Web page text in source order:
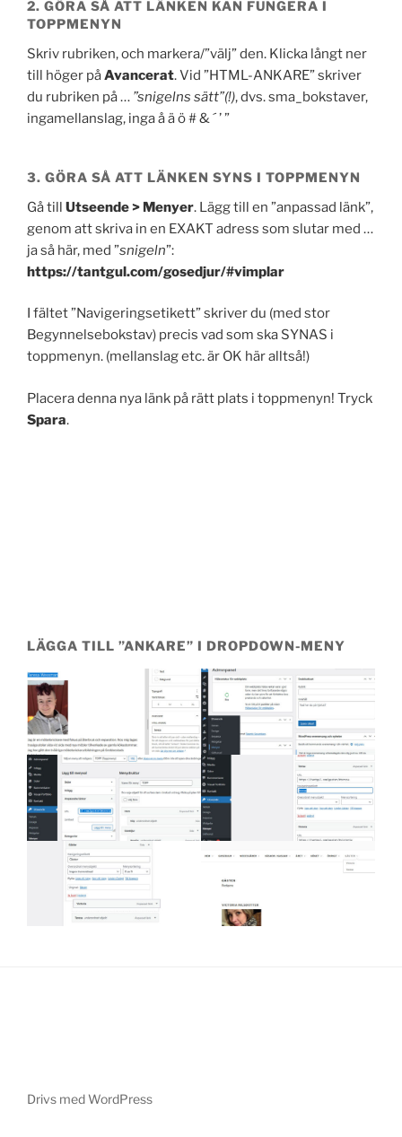
2. GÖRA SÅ ATT LÄNKEN KAN FUNGERA I
TOPPMENYN
Skriv rubriken, och markera/”välj” den. Klicka långt ner
till höger påAvancerat. Vid ”HTML-ANKARE” skriver
du rubriken på … ”snigelns sätt”(!), dvs. sma_bokstaver,
ingamellanslag, inga å ä ö # & ´ ’ ”
3. GÖRA SÅ ATT LÄNKEN SYNS I TOPPMENYN
Gå till Utseende > Menyer. Lägg till en ”anpassad länk”,
genom att skriva in en EXAKT adress som slutar med …
ja så här, med ”snigeln”:
https://tantgul.com/gosedjur/#vimplar
I fältet ”Navigeringsetikett” skriver du (med stor
Begynnelsebokstav) precis vad som ska SYNAS i
toppmenyn. (mellanslag etc. är OK här alltså!)
Placera denna nya länk på rätt plats i toppmenyn! Tryck
Spara.
LÄGGA TILL ”ANKARE” I DROPDOWN-MENY
Drivs med WordPress